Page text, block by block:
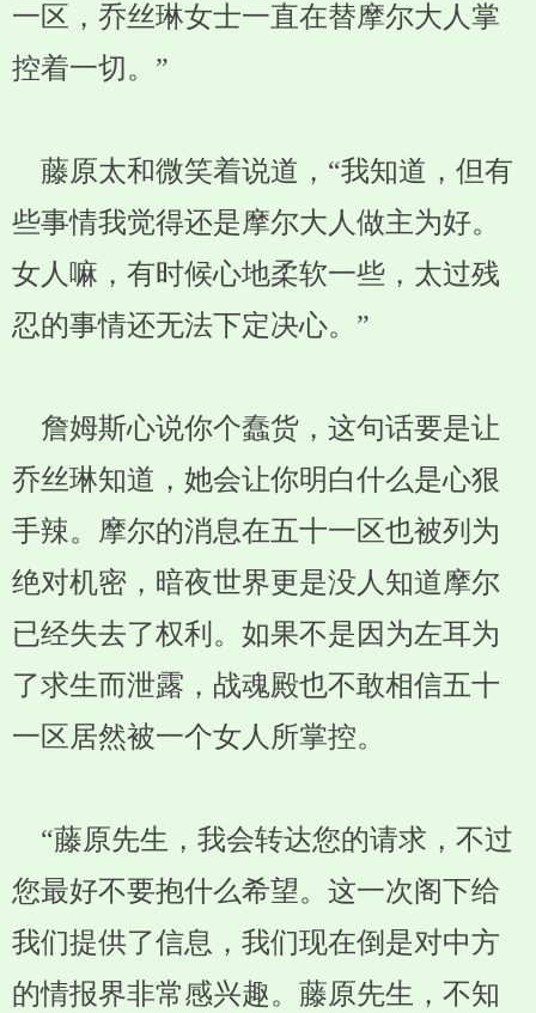
一区，乔丝琳女士一直在替摩尔大人掌
控着一切。”
藤原太和微笑着说道，“我知道，但有
些事情我觉得还是摩尔大人做主为好。
女人嘛，有时候心地柔软一些，太过残
忍的事情还无法下定决心。”
詹姆斯心说你个蠢货，这句话要是让
乔丝琳知道，她会让你明白什么是心狠
手辣。摩尔的消息在五十一区也被列为
绝对机密，暗夜世界更是没人知道摩尔
已经失去了权利。如果不是因为左耳为
了求生而泄露，战魂殿也不敢相信五十
一区居然被一个女人所掌控。
“藤原先生，我会转达您的请求，不过
您最好不要抱什么希望。这一次阁下给
我们提供了信息，我们现在倒是对中方
的情报界非常感兴趣。藤原先生，不知